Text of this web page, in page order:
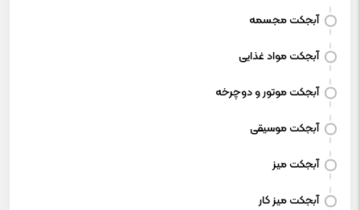
آبجکت مجسمه
آبجکت مواد غذایی
آبجکت موتور و دوچرخه
آبجکت موسیقی
آبجکت میز
آبجکت میز کار